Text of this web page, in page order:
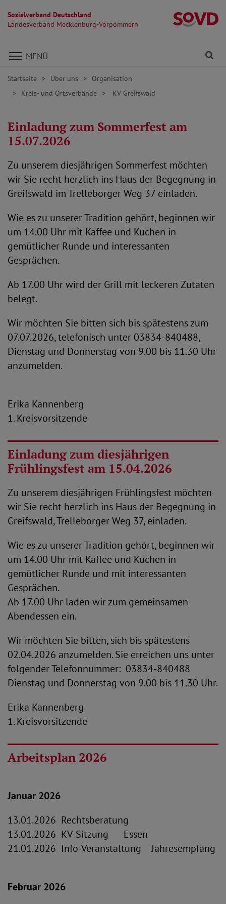
Sozialverband Deutschland
Landesverband Mecklenburg-Vorpommern
Direkt zu den Inhalten springen
MENÜ
Startseite Über uns
Organisation
Kreis- und Ortsverbände
KV Greifswald
Einladung zum Sommerfest am
15.07.2026
Zu unserem diesjährigen Sommerfest möchten
wir Sie recht herzlich ins Haus der Begegnung in
Greifswald im Trelleborger Weg 37 einladen.
Wie es zu unserer Tradition gehört, beginnen wir
um 14.00 Uhr mit Kaffee und Kuchen in
gemütlicher Runde und interessanten
Gesprächen.
Ab 17.00 Uhr wird der Grill mit leckeren Zutaten
belegt.
Wir möchten Sie bitten sich bis spätestens zum
07.07.2026, telefonisch unter 03834-840488,
Dienstag und Donnerstag von 9.00 bis 11.30 Uhr
anzumelden.
Erika Kannenberg
1. Kreisvorsitzende
Einladung zum diesjährigen
Frühlingsfest am 15.04.2026
Zu unserem diesjährigen Frühlingsfest möchten
wir Sie recht herzlich ins Haus der Begegnung in
Greifswald, Trelleborger Weg 37, einladen.
Wie es zu unserer Tradition gehört, beginnen wir
um 14.00 Uhr mit Kaffee und Kuchen in
gemütlicher Runde und mit interessanten
Gesprächen.
Ab 17.00 Uhr laden wir zum gemeinsamen
Abendessen ein.
Wir möchten Sie bitten, sich bis spätestens
02.04.2026 anzumelden. Sie erreichen uns unter
folgender Telefonnummer: 03834-840488
Dienstag und Donnerstag von 9.00 bis 11.30 Uhr.
Erika Kannenberg
1. Kreisvorsitzende
Arbeitsplan 2026
Januar 2026
13.01.2026 Rechtsberatung
13.01.2026 KV-Sitzung Essen
21.01.2026 Info-Veranstaltung Jahresempfang
Februar 2026